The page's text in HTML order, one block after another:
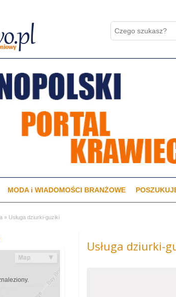
MODA i WIADOMOŚCI BRANŻOWE
» Usługa dziurki-guziki
Usługa dziurki-